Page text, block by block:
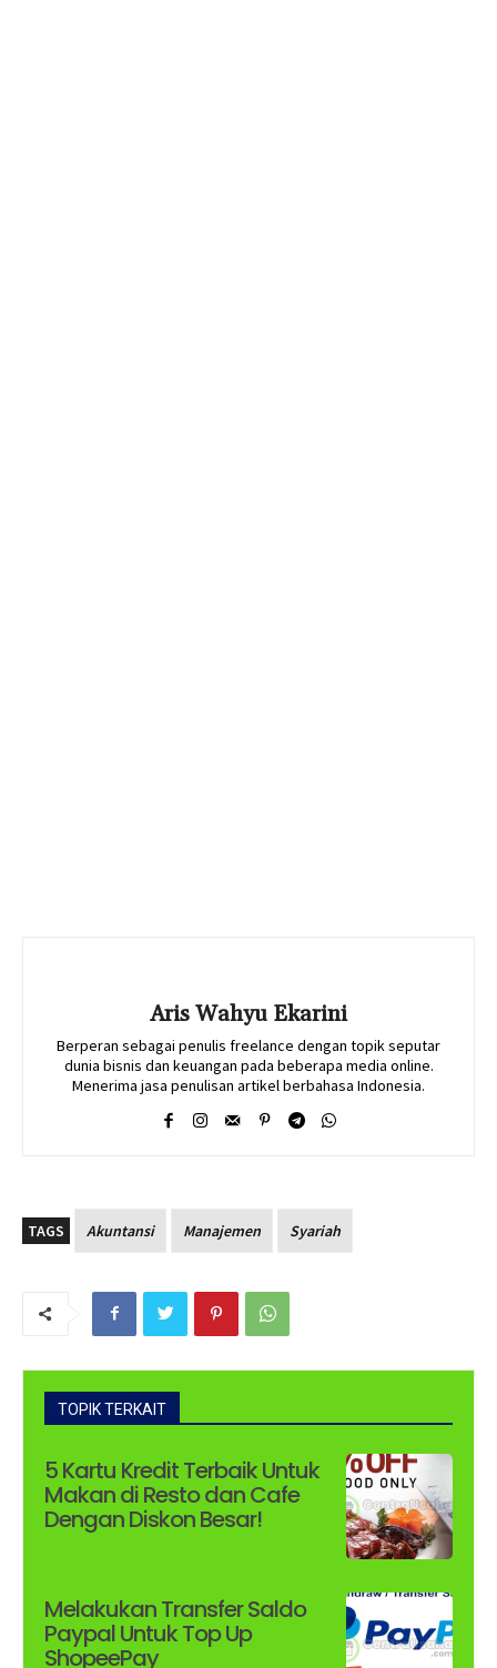
Aris Wahyu Ekarini
Berperan sebagai penulis freelance dengan topik seputar
dunia bisnis dan keuangan pada beberapa media online.
Menerima jasa penulisan artikel berbahasa Indonesia.
TAGS Akuntansi Manajemen Syariah
TOPIK TERKAIT
5 Kartu Kredit Terbaik Untuk
Makan di Resto dan Cafe
Dengan Diskon Besar!
Melakukan Transfer Saldo
Paypal Untuk Top Up
ShopeePay